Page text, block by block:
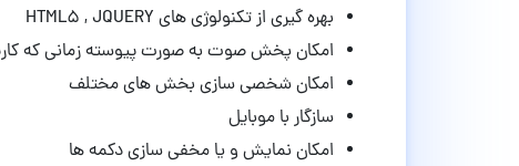
بهره گیری از تکنولوژی های HTML5 , JQUERY
امکان پخش صوت به صورت پیوسته زمانی که
امکان شخصی سازی بخش های مختلف
سازگار با موبایل
امکان نمایش و یا مخفی سازی دکمه ها